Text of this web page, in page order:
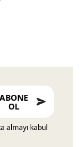
ABONE
OL
almayı kabul